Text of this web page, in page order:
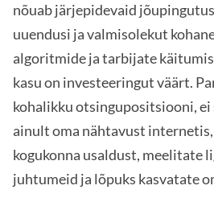
nõuab järjepidevaid
uuendusi ja valmisolekut
algoritmide ja tarbijate
kasu on investeeringut väärt.
kohalikku otsingupositsiooni,
ainult oma nähtavust
kogukonna usaldust, meelitate
juhtumeid ja lõpuks kasvatate